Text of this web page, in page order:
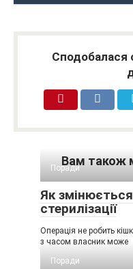
Сподобалася
Вам також
Поради
Як
стерилізації
Операція не робить
з часом власник може
Поради